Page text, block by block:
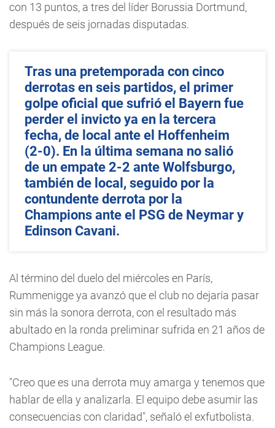
con 13 puntos, a tres del líder Borussia Dortmund,
después de seis jornadas disputadas.
Tras una pretemporada con cinco
derrotas en seis partidos, el primer
golpe oficial que sufrió el Bayern fue
perder el invicto ya en la tercera
fecha, de local ante el Hoffenheim
(2-0). En la última semana no salió
de un empate 2-2 ante Wolfsburgo,
también de local, seguido por la
contundente derrota por la
Champions ante el PSG de Neymar y
Edinson Cavani.
Al término del duelo del miércoles en París,
Rummenigge ya avanzó que el club no dejaría pasar
sin más la sonora derrota, con el resultado más
abultado en la ronda preliminar sufrida en 21 años de
Champions League.
"Creo que es una derrota muy amarga y tenemos que
hablar de ella y analizarla. El equipo debe asumir las
consecuencias con claridad", señaló el exfutbolista.